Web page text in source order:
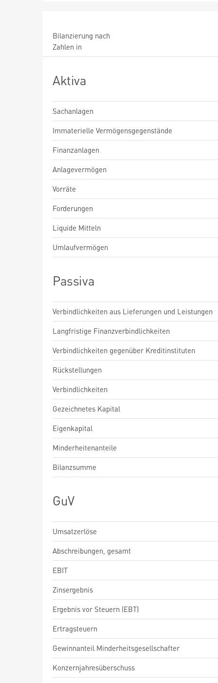
Bilanzierung nach
Zahlen in
Aktiva
Sachanlagen
Immaterielle Vermögensgegenstände
Finanzanlagen
Anlagevermögen
Vorräte
Forderungen
Liquide Mitteln
Umlaufvermögen
Passiva
Verbindlichkeiten aus Lieferungen und Leistungen
Langfristige Finanzverbindlichkeiten
Verbindlichkeiten gegenüber Kreditinstituten
Rückstellungen
Verbindlichkeiten
Gezeichnetes Kapital
Eigenkapital
Minderheitenanteile
Bilanzsumme
GuV
Umsatzerlöse
Abschreibungen, gesamt
EBIT
Zinsergebnis
Ergebnis vor Steuern (EBT)
Ertragsteuern
Gewinnanteil Minderheitsgesellschafter
Konzernjahresüberschuss